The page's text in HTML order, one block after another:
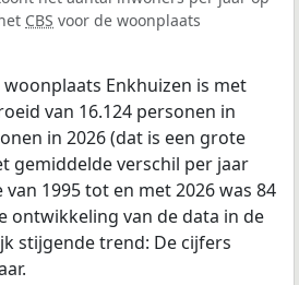
CBS voor de woonplaats
Enkhuizen is met
van 16.124 personen in
in 2026 (dat is een grote
gemiddelde verschil per jaar
1995 tot en met 2026 was 84
ontwikkeling van de data in de
stijgende trend: De cijfers